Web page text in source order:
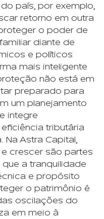
país, por exemplo,
retorno em outra
o poder de
diante de
e políticos
mais inteligente
não está em
preparado para
um planejamento
integre
tributária
Na Astra Capital,
crescer são partes
a tranquilidade
e propósito
o patrimônio é
oscilações do
em meio à